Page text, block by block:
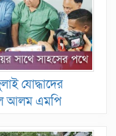
যোদ্ধাদের
আলম এমপি